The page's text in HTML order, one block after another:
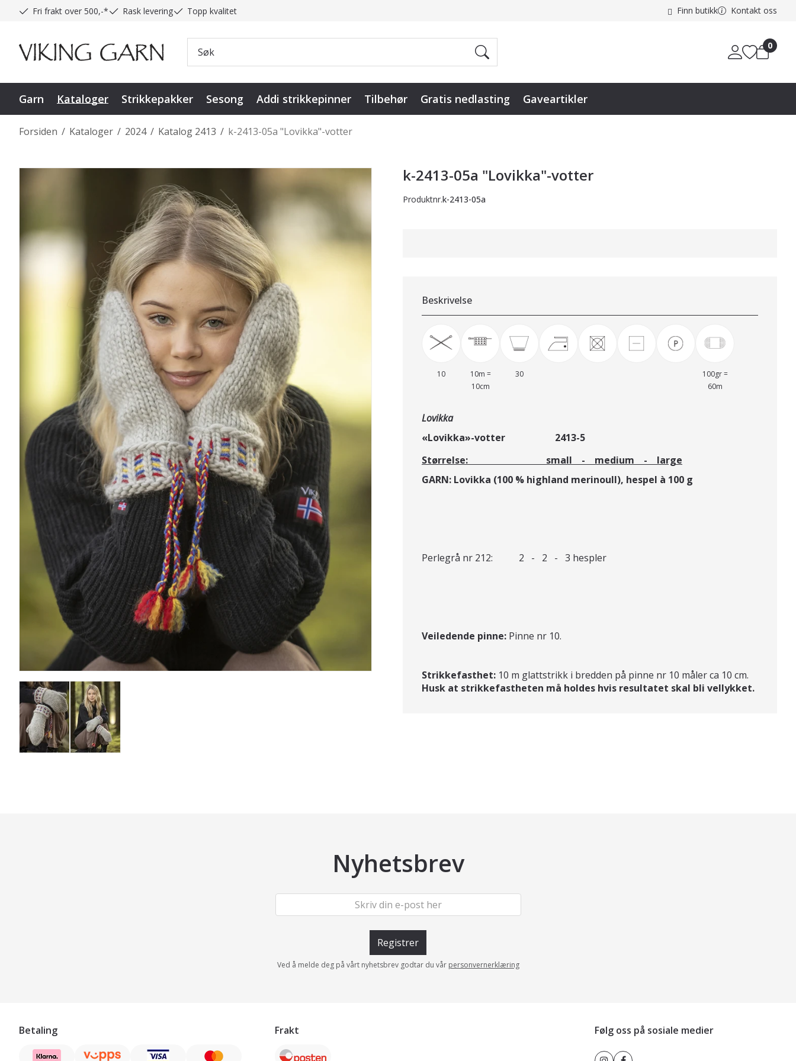
Fri frakt over 500,-* Rask levering Topp kvalitet Finn butikk Kontakt oss
0
Garn Kataloger Strikkepakker Sesong Addi strikkepinner Tilbehør Gratis nedlasting Gaveartikler
/
Forsiden /
Kataloger /
2024 /
Katalog 2413 k-2413-05a "Lovikka"-votter
k-2413-05a "Lovikka"-votter
Produktnr.k-2413-05a
Beskrivelse
10
10m =
10cm
30
100gr =
60m
Lovikka
«Lovikka»-votter 2413-5
Størrelse: small - medium - large
GARN: Lovikka (100 % highland merinoull), hespel à 100 g
Perlegrå nr 212: 2 - 2 - 3 hespler
Veiledende pinne: Pinne nr 10.
Strikkefasthet: 10 m glattstrikk i bredden på pinne nr 10 måler ca 10 cm.
Husk at strikkefastheten må holdes hvis resultatet skal bli vellykket.
Nyhetsbrev
Registrer
Ved å melde deg på vårt nyhetsbrev godtar du vår personvernerklæring
Betaling Frakt Følg oss på sosiale medier